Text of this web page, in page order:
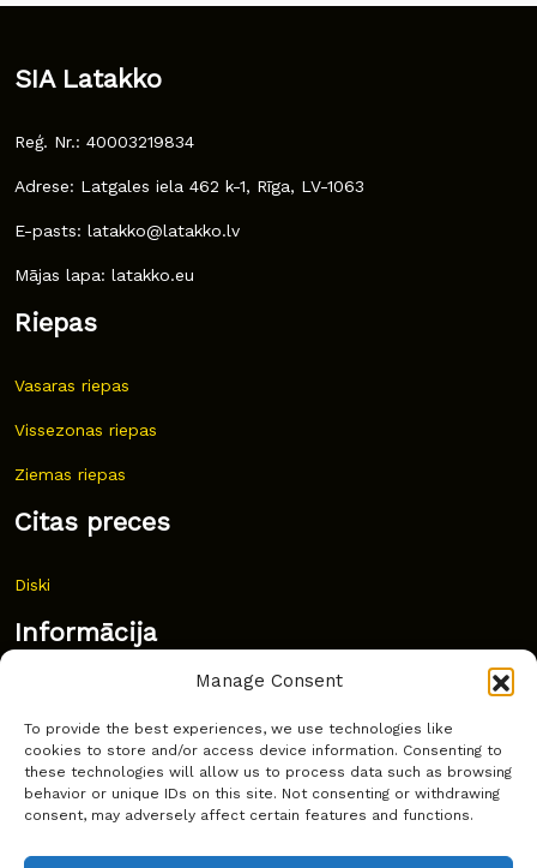
Manage Consent
To provide the best experiences, we use technologies like
cookies to store and/or access device information. Consenting to
these technologies will allow us to process data such as browsing
behavior or unique IDs on this site. Not consenting or withdrawing
consent, may adversely affect certain features and functions.
SIA Latakko
Reģ. Nr.: 40003219834
Adrese: Latgales iela 462 k-1, Rīga, LV-1063
E-pasts: latakko@latakko.lv
Mājas lapa: latakko.eu
Riepas
Vasaras riepas
Vissezonas riepas
Ziemas riepas
Citas preces
Diski
Informācija
Bieži uzdoti jautājumi
Kur pirkt?
Sīkdatņu politika